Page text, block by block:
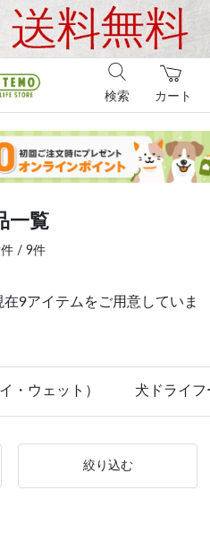
カート
検索
一覧
/ 9件
9アイテムをご用意していま
・ウェット） 犬ドライフ
絞り込む